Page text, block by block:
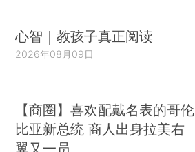
心智｜教孩子真正阅读
2026年08月09日
【商圈】喜欢配戴名表的哥伦
比亚新总统 商人出身拉美右
翼又一员